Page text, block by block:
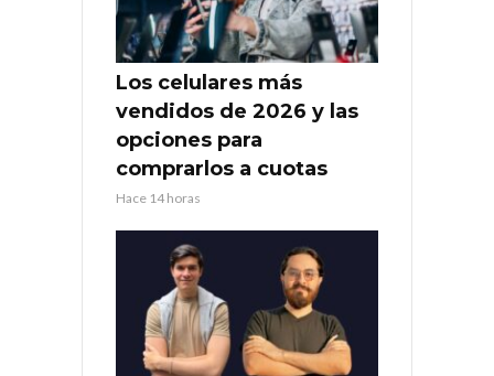
Los celulares más
vendidos de 2026 y las
opciones para
comprarlos a cuotas
Hace 14 horas